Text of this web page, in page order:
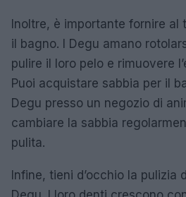
Inoltre, è importante fornire al
il bagno. I Degu amano
pulire il loro pelo e rimuovere
Puoi acquistare sabbia per il
Degu presso un negozio di
cambiare la sabbia
pulita.
Infine, tieni d’occhio la pulizia